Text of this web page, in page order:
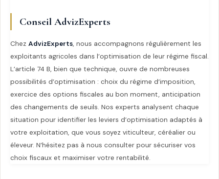
Conseil AdvizExperts
Chez AdvizExperts, nous accompagnons régulièrement les
exploitants agricoles dans l’optimisation de leur régime fiscal.
L’article 74 B, bien que technique, ouvre de nombreuses
possibilités d’optimisation : choix du régime d’imposition,
exercice des options fiscales au bon moment, anticipation
des changements de seuils. Nos experts analysent chaque
situation pour identifier les leviers d’optimisation adaptés à
votre exploitation, que vous soyez viticulteur, céréalier ou
éleveur. N’hésitez pas à nous consulter pour sécuriser vos
choix fiscaux et maximiser votre rentabilité.